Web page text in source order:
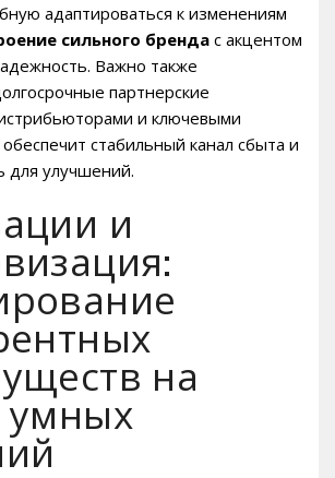
адаптироваться к изменениям
сильного бренда с акцентом
Важно также
партнерские
и ключевыми
стабильный канал сбыта и
для улучшений.
и
на
умных